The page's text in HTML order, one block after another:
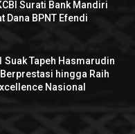
Surati Bank Mandiri
Dana BPNT Efendi
Suak Tapeh Hasmarudin
hingga Raih
Nasional